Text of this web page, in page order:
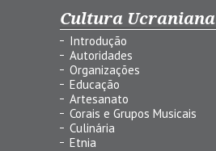
Cultura Ucraniana
Introdução
Autoridades
Organizações
Educação
Artesanato
Corais e Grupos Musicais
Culinária
Etnia